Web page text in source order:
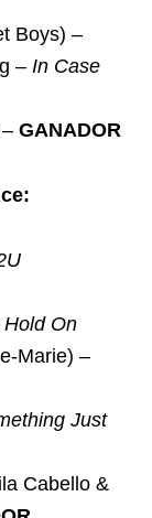
Boys) –
– In Case
– GANADOR
Hold On
Marie) –
Just
Cabello &